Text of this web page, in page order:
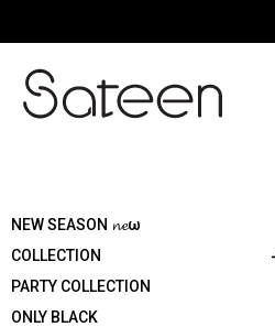
NEW SEASON 𝓷𝓮ω
COLLECTION
PARTY COLLECTION
ONLY BLACK